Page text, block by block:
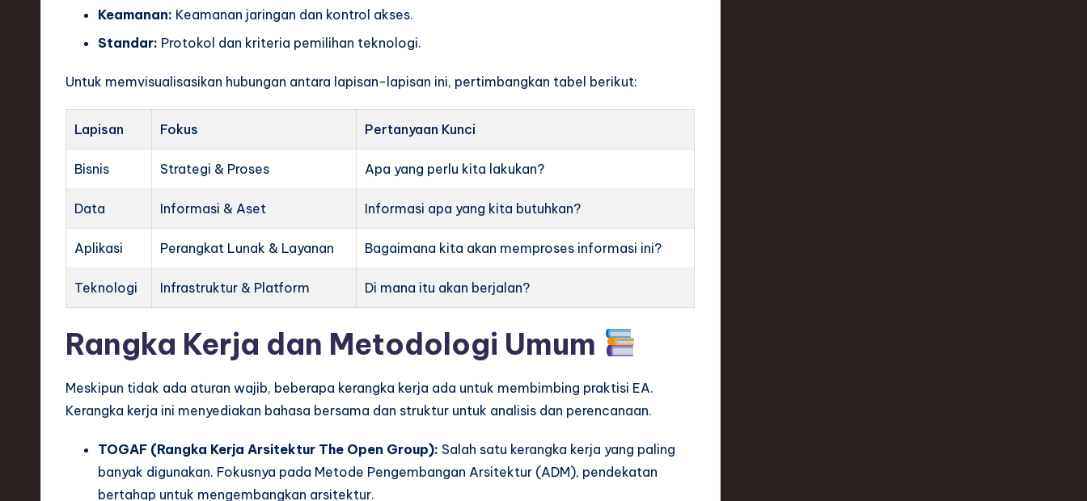
Keamanan: Keamanan jaringan dan kontrol akses.
Standar: Protokol dan kriteria pemilihan teknologi.
Untuk memvisualisasikan hubungan antara lapisan-lapisan ini, pertimbangkan tabel berikut:
Lapisan Fokus Pertanyaan Kunci
Bisnis Strategi & Proses Apa yang perlu kita lakukan?
Data Informasi & Aset Informasi apa yang kita butuhkan?
Aplikasi Perangkat Lunak & Layanan Bagaimana kita akan memproses informasi ini?
Teknologi Infrastruktur & Platform Di mana itu akan berjalan?
Rangka Kerja dan Metodologi Umum
Meskipun tidak ada aturan wajib, beberapa kerangka kerja ada untuk membimbing praktisi EA.
Kerangka kerja ini menyediakan bahasa bersama dan struktur untuk analisis dan perencanaan.
TOGAF (Rangka Kerja Arsitektur The Open Group): Salah satu kerangka kerja yang paling
banyak digunakan. Fokusnya pada Metode Pengembangan Arsitektur (ADM), pendekatan
bertahap untuk mengembangkan arsitektur.